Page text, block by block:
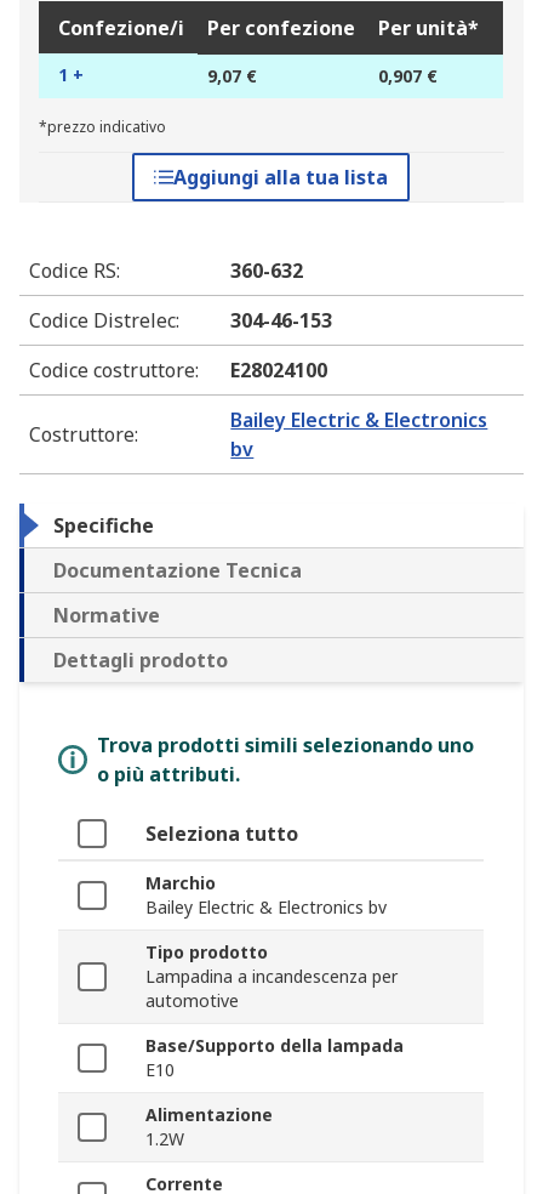
Confezione/i Per confezione Per unità*
1 + 9,07 € 0,907 €
*prezzo indicativo
Aggiungi alla tua lista
Codice RS:
360-632
Codice Distrelec:
304-46-153
Codice costruttore: E28024100
Costruttore:
Bailey Electric & Electronics
bv
Specifiche
Documentazione Tecnica
Normative
Dettagli prodotto
Trova prodotti simili selezionando uno
o più attributi.
Seleziona tutto
Marchio
Bailey Electric & Electronics bv
Tipo prodotto
Lampadina a incandescenza per
automotive
Base/Supporto della lampada
E10
Alimentazione
1.2W
Corrente